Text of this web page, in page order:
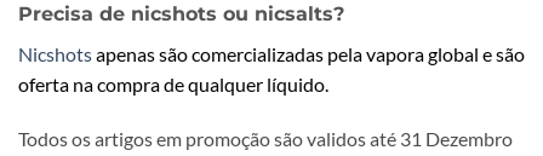
Precisa de nicshots ou nicsalts?
Nicshotsapenas são comercializadas pela vapora global e são
oferta na compra de qualquer líquido.
Todos os artigos em promoção são validos até 31 Dezembro